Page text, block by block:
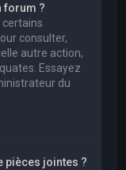
forum ?
consulter,
autre action,
Essayez
du
pièces jointes ?